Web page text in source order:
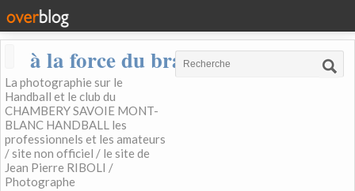
à la force du bras
La photographie sur le
Handball et le club du
CHAMBERY SAVOIE MONT-
BLANC HANDBALL les
professionnels et les amateurs
/ site non officiel / le site de
Jean Pierre RIBOLI /
Photographe